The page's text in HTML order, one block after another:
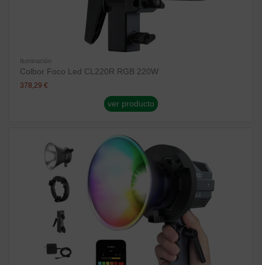
Iluminación
Colbor Foco Led CL220R RGB 220W
378,29 €
ver producto